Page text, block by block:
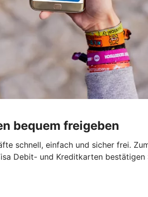
bequem freigeben
schnell, einfach und sicher frei.
Debit- und Kreditkarten